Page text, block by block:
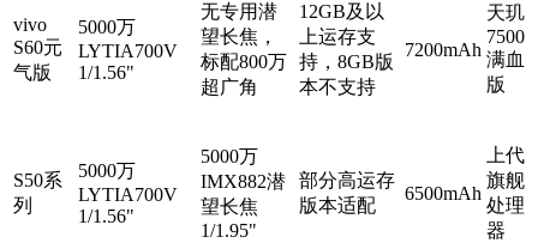
vivo
S60元
气版
5000万
LYTIA700V
1/1.56"
无专用潜
望长焦，
标配800万
超广角
12GB及以
上运存支
持，8GB版
本不支持
7200mAh
天玑
7500
满血
版
S50系
列
5000万
LYTIA700V
1/1.56"
5000万
IMX882潜
望长焦
1/1.95"
部分高运存
版本适配
6500mAh
上代
旗舰
处理
器